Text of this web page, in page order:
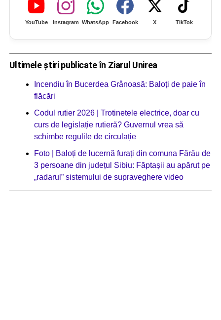
YouTube Instagram WhatsApp Facebook X TikTok
Ultimele știri publicate în Ziarul Unirea
Incendiu în Bucerdea Grânoasă: Baloți de paie în
flăcări
Codul rutier 2026 | Trotinetele electrice, doar cu
curs de legislație rutieră? Guvernul vrea să
schimbe regulile de circulație
Foto | Baloți de lucernă furați din comuna Fărău de
3 persoane din județul Sibiu: Făptașii au apărut pe
„radarul” sistemului de supraveghere video